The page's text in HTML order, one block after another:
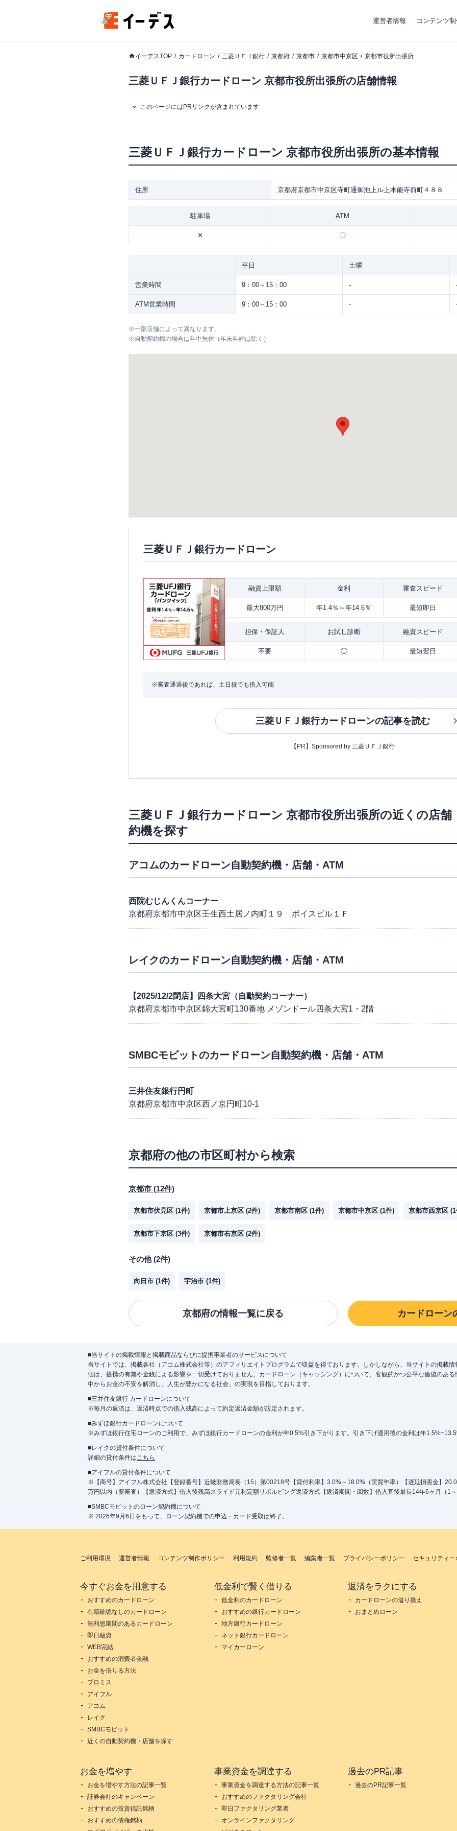
運営者情報 コンテンツ
イーデスTOP カードローン 三菱ＵＦＪ銀行 京都府 京都市 京都市中京区 京都市役所出張所
三菱ＵＦＪ銀行カードローン 京都市役所出張所の店舗情報
このページにはPRリンクが含まれています
三菱ＵＦＪ銀行カードローン 京都市役所出張所の基本情報
住所 京都府京都市中京区寺町通御池上ル上本能寺前町４８８
駐車場 ATM
✕ 〇
平日 土曜
営業時間 9：00～15：00 -
ATM営業時間 9：00～15：00 -
※一部店舗によって異なります。
※自動契約機の場合は年中無休（年末年始は除く）
三菱ＵＦＪ銀行カードローン
融資上限額 金利 審査スピード
最大800万円 年1.4％～年14.6％ 最短即日
担保・ 保証人 お試し診断 融資スピード
不要 ◯ 最短翌日
※審査通過後であれば、土日祝でも借入可能
三菱ＵＦＪ銀行カードローンの記事を読む
【PR】Sponsored by 三菱ＵＦＪ銀行
三菱ＵＦＪ銀行カードローン 京都市役所出張所の近くの店舗
約機を探す
アコムのカードローン自動契約機・店舗・ATM
西院むじんくんコーナー
京都府京都市中京区壬生西土居ノ内町１９ ボイスビル１Ｆ
レイクのカードローン自動契約機・店舗・ATM
【2025/12/2閉店】四条大宮（自動契約コーナー）
京都府京都市中京区錦大宮町130番地 メゾンドール四条大宮1・2階
SMBCモビットのカードローン自動契約機・店舗・ATM
三井住友銀行円町
京都府京都市中京区西ノ京円町10-1
京都府の他の市区町村から検索
京都市 (12件)
京都市伏見区 (1件) 京都市上京区 (2件) 京都市南区 (1件) 京都市中京区 (1件) 京都市西京区 (1
京都市下京区 (3件) 京都市右京区 (2件)
その他(2件)
向日市 (1件) 宇治市 (1件)
京都府の情報一覧に戻る カードローン
■当サイトの掲載情報と掲載商品ならびに提携事業者のサービスについて
当サイトでは、掲載各社（アコム株式会社等）のアフィリエイトプログラムで収益を得ております。しかしながら、当サイトの掲載
価は、提携の有無や金銭による影響を一切受けておりません。カードローン（キャッシング）について、客観的かつ公平な価値のあ
中からお金の不安を解消し、人生が豊かになる社会」の実現を目指しております。
■三井住友銀行 カードローンについて
※毎月の返済は、返済時点での借入残高によって約定返済金額が設定されます。
■みずほ銀行カードローンについて
※みずほ銀行住宅ローンのご利用で、みずほ銀行カードローンの金利が年0.5%引き下がります。引き下げ適用後の金利は年
■レイクの貸付条件について
詳細の貸付条件はこちら
■アイフルの貸付条件について
※【商号】アイフル株式会社【登録番号】近畿財務局長（15）第00218号【貸付利率】3.0%～18.0%（実質年率）【遅延損害金】
万円以内（要審査）【返済方式】借入後残高スライド元利定額リボルビング返済方式【返済期間・回数】借入直後最長14年6ヶ月（1
■SMBCモビットのローン契約機について
※ 2026年9月6日をもって、ローン契約機での申込・カード受取は終了。
ご利用環境 運営者情報 コンテンツ制作ポリシー 利用規約 監修者一覧 編集者一覧 プライバシーポリシー セキュリティー
今すぐお金を用意する
おすすめのカードローン
在籍確認なしのカードローン
無利息期間のあるカードローン
即日融資
WEB完結
おすすめの消費者金融
お金を借りる方法
プロミス
アイフル
アコム
レイク
SMBCモビット
近くの自動契約機・店舗を探す
低金利で賢く借りる
低金利のカードローン
おすすめの銀行カードローン
地方銀行カードローン
ネット銀行カードローン
マイカーローン
返済をラクにする
カードローンの借り換え
おまとめローン
お金を増やす
お金を増やす方法の記事一覧
証券会社のキャンペーン
おすすめの投資信託銘柄
おすすめの債権銘柄
事業資金を調達する
事業資金を調達する方法の記事一覧
おすすめのファクタリング会社
即日ファクタリング業者
オンラインファクタリング
過去のPR記事
過去のPR記事一覧